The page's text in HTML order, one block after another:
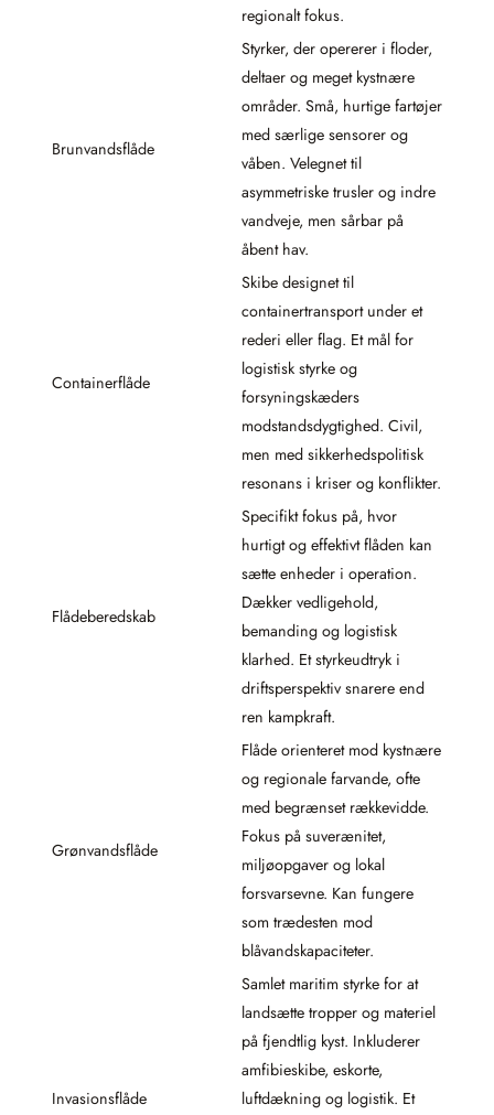
regionalt fokus.
Brunvandsflåde
Styrker, der opererer i floder,
deltaer og meget kystnære
områder. Små, hurtige fartøjer
med særlige sensorer og
våben. Velegnet til
asymmetriske trusler og indre
vandveje, men sårbar på
åbent hav.
Containerflåde
Skibe designet til
containertransport under et
rederi eller flag. Et mål for
logistisk styrke og
forsyningskæders
modstandsdygtighed. Civil,
men med sikkerhedspolitisk
resonans i kriser og konflikter.
Flådeberedskab
Specifikt fokus på, hvor
hurtigt og effektivt flåden kan
sætte enheder i operation.
Dækker vedligehold,
bemanding og logistisk
klarhed. Et styrkeudtryk i
driftsperspektiv snarere end
ren kampkraft.
Grønvandsflåde
Flåde orienteret mod kystnære
og regionale farvande, ofte
med begrænset rækkevidde.
Fokus på suverænitet,
miljøopgaver og lokal
forsvarsevne. Kan fungere
som trædesten mod
blåvandskapaciteter.
Invasionsflåde
Samlet maritim styrke for at
landsætte tropper og materiel
på fjendtlig kyst. Inkluderer
amfibieskibe, eskorte,
luftdækning og logistik. Et